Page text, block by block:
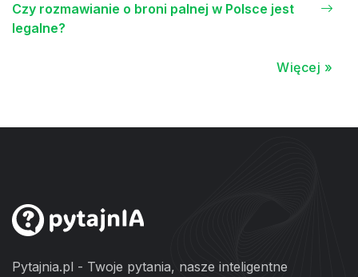
Czy rozmawianie o broni palnej w Polsce jest
legalne?
Więcej »
Pytajnia.pl - Twoje pytania, nasze inteligentne